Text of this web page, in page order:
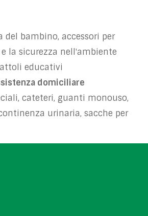
del bambino, accessori per
la sicurezza nell'ambiente
educativi
domiciliare
cateteri, guanti monouso,
urinaria, sacche per